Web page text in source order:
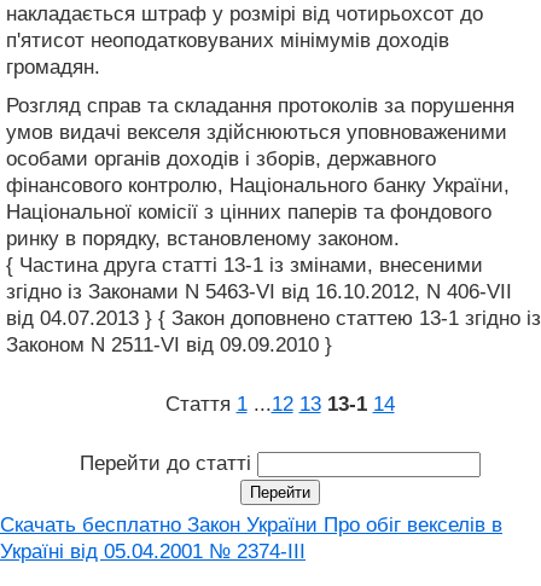
накладається штраф у розмірі від чотирьохсот до
п'ятисот неоподатковуваних мінімумів доходів
громадян.
Розгляд справ та складання протоколів за порушення
умов видачі векселя здійснюються уповноваженими
особами органів доходів і зборів, державного
фінансового контролю, Національного банку України,
Національної комісії з цінних паперів та фондового
ринку в порядку, встановленому законом.
{ Частина друга статті 13-1 із змінами, внесеними
згідно із Законами N 5463-VI від 16.10.2012, N 406-VII
від 04.07.2013 } { Закон доповнено статтею 13-1 згідно із
Законом N 2511-VI від 09.09.2010 }
Стаття 1 ...12 13 13‑1 14
Перейти до статті
Скачать бесплатно Закон України Про обіг векселів в
Україні від 05.04.2001 № 2374-III